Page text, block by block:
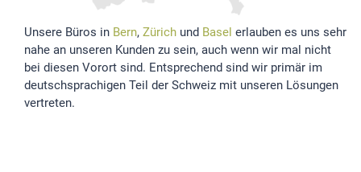
Unsere Büros in Bern, Zürich und Basel erlauben es uns sehr
nahe an unseren Kunden zu sein, auch wenn wir mal nicht
bei diesen Vorort sind. Entsprechend sind wir primär im
deutschsprachigen Teil der Schweiz mit unseren Lösungen
vertreten.